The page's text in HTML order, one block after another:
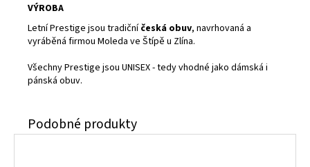
VÝROBA
Letní Prestige jsou tradiční česká obuv, navrhovaná a
vyráběná firmou Moleda ve Štípě u Zlína.
Všechny Prestige jsou UNISEX - tedy vhodné jako dámská i
pánská obuv.